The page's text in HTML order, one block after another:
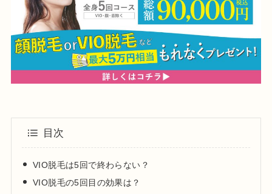
2011年04月 日産厚生会玉川病院 研修医
2012年04月 東京医科歯科大学皮膚科 勤務
2012年09月 台東保健所保健予防課・保健サービス課 兼務
2013年09月～都内大手美容外科・皮膚科に勤務
2015年01月 渋谷美容外科クリニック渋谷院 副院長就任
2024年01月 渋谷美容外科クリニック新宿院 院長就任
日本美容皮膚科学会会員
日本抗加齢医学会会員
プロフィール
目次
VIO脱毛は5回で終わらない？
VIO脱毛の5回目の効果は？